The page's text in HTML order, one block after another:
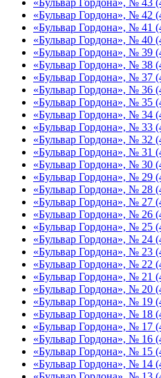
«Бульвар Гордона», № 42
«Бульвар Гордона», № 41
«Бульвар Гордона», № 40
«Бульвар Гордона», № 39
«Бульвар Гордона», № 38
«Бульвар Гордона», № 37
«Бульвар Гордона», № 36
«Бульвар Гордона», № 35
«Бульвар Гордона», № 34
«Бульвар Гордона», № 33
«Бульвар Гордона», № 32
«Бульвар Гордона», № 31
«Бульвар Гордона», № 30
«Бульвар Гордона», № 29
«Бульвар Гордона», № 28
«Бульвар Гордона», № 27
«Бульвар Гордона», № 26
«Бульвар Гордона», № 25
«Бульвар Гордона», № 24
«Бульвар Гордона», № 23
«Бульвар Гордона», № 22
«Бульвар Гордона», № 21
«Бульвар Гордона», № 20
«Бульвар Гордона», № 19
«Бульвар Гордона», № 18
«Бульвар Гордона», № 17
«Бульвар Гордона», № 16
«Бульвар Гордона», № 15
«Бульвар Гордона», № 14